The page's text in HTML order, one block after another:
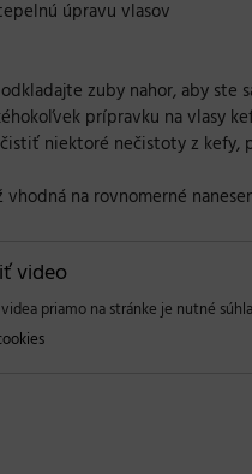
úpravu vlasov
zuby nahor, aby ste
prípravku na vlasy
niektoré nečistoty z kefy,
vhodná na rovnomerné
video
priamo na stránke je nutné